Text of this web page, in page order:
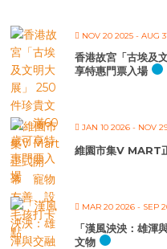
NOV 20 2025 - AUG
香港故宮「古埃
享特惠門票入場
JAN 10 2026 - NOV
維園市集V MART
MAR 20 2026 - SEP
「漢風泱泱：雄
文物